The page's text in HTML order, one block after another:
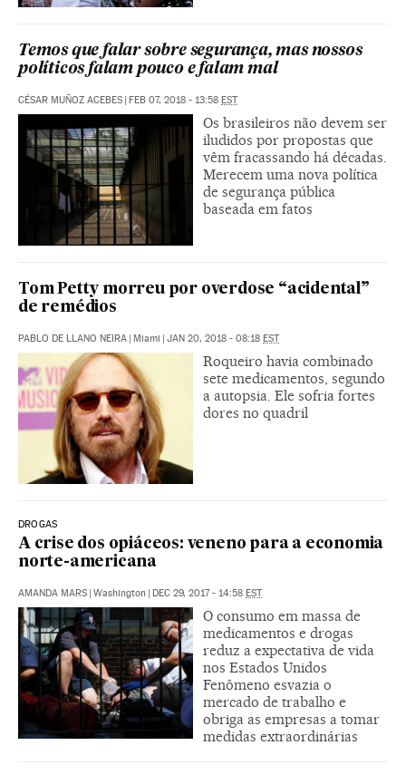
Temos que falar sobre segurança, mas nossos
políticos falam pouco e falam mal
CÉSAR MUÑOZ ACEBES | FEB 07, 2018 - 13:58 EST
Os brasileiros não devem ser
iludidos por propostas que
vêm fracassando há décadas.
Merecem uma nova política
de segurança pública
baseada em fatos
Tom Petty morreu por overdose “acidental”
de remédios
PABLO DE LLANO NEIRA | Miami | JAN 20, 2018 - 08:18 EST
Roqueiro havia combinado
sete medicamentos, segundo
a autopsia. Ele sofria fortes
dores no quadril
DROGAS
A crise dos opiáceos: veneno para a economia
norte-americana
AMANDA MARS | Washington | DEC 29, 2017 - 14:58 EST
O consumo em massa de
medicamentos e drogas
reduz a expectativa de vida
nos Estados Unidos
Fenômeno esvazia o
mercado de trabalho e
obriga as empresas a tomar
medidas extraordinárias